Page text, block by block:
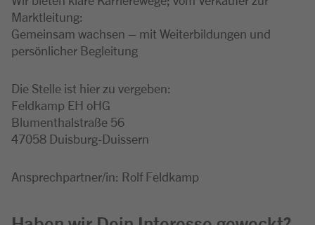
Marktleitung:
Gemeinsam wachsen – mit Weiterbildungen und
persönlicher Begleitung
Die Stelle ist hier zu vergeben:
Feldkamp EH oHG
Blumenthalstraße 56
47058 Duisburg-Duissern
Ansprechpartner/in: Rolf Feldkamp